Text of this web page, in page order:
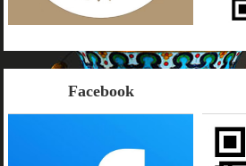
Facebook